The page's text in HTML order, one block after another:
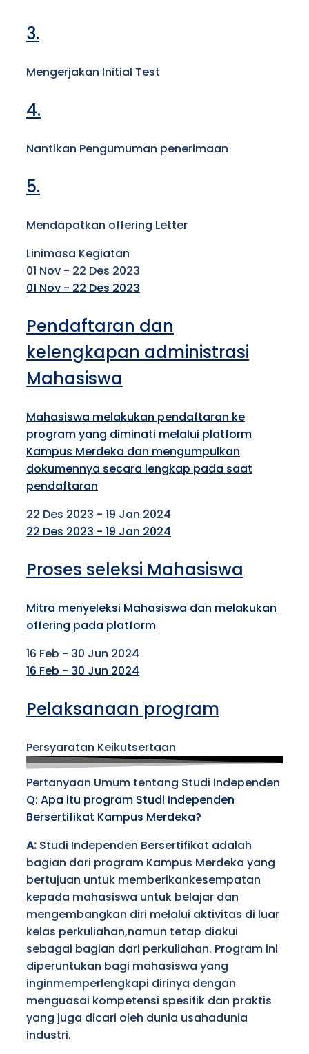
3.
Mengerjakan Initial Test
4.
Nantikan Pengumuman penerimaan
5.
Mendapatkan offering Letter
Linimasa Kegiatan
01 Nov - 22 Des 2023
01 Nov - 22 Des 2023
Pendaftaran dan
kelengkapan administrasi
Mahasiswa
Mahasiswa melakukan pendaftaran ke
program yang diminati melalui platform
Kampus Merdeka dan mengumpulkan
dokumennya secara lengkap pada saat
pendaftaran
22 Des 2023 - 19 Jan 2024
22 Des 2023 - 19 Jan 2024
Proses seleksi Mahasiswa
Mitra menyeleksi Mahasiswa dan melakukan
offering pada platform
16 Feb - 30 Jun 2024
16 Feb - 30 Jun 2024
Pelaksanaan program
Persyaratan Keikutsertaan
Pertanyaan Umum tentang Studi Independen
Q: Apa itu program Studi Independen
Bersertifikat Kampus Merdeka?
A: Studi Independen Bersertifikat adalah
bagian dari program Kampus Merdeka yang
bertujuan untuk memberikankesempatan
kepada mahasiswa untuk belajar dan
mengembangkan diri melalui aktivitas di luar
kelas perkuliahan,namun tetap diakui
sebagai bagian dari perkuliahan. Program ini
diperuntukan bagi mahasiswa yang
inginmemperlengkapi dirinya dengan
menguasai kompetensi spesifik dan praktis
yang juga dicari oleh dunia usahadunia
industri.